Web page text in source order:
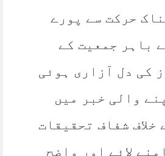
حرکت سے پورے
باہر جمعیت کے
کی دل آزاری ہوئی
والی خبر میں
خلاف شفاف تحقیقات
لائے اور واضح